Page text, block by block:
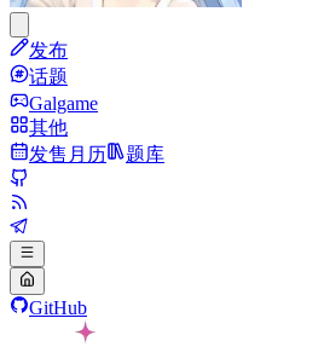
发布
话题
Galgame
其他
发售月历
题库
GitHub